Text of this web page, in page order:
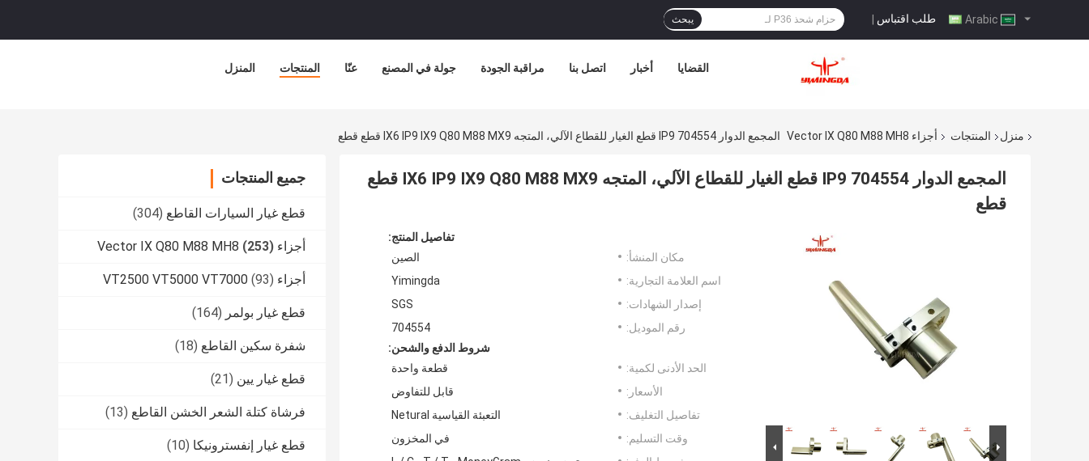
طلب اقتباس | يبحث
المنزل المنتجات عنّا جولة في المصنع مراقبة الجودة اتصل بنا أخبار القضايا
منزل المنتجات أجزاء Vector IX Q80 M88 MH8 المجمع الدوار 704554 IP9 قطع الغيار للقطاع الآلي، المتجه IX6 IP9 IX9 Q80 M88 MX9 قطع قطع
جميع المنتجات
قطع غيار السيارات القاطع (304)
أجزاء Vector IX Q80 M88 MH8 (253)
أجزاء VT2500 VT5000 VT7000 (93)
قطع غيار بولمر (164)
شفرة سكين القاطع (18)
قطع غيار يين (21)
فرشاة كتلة الشعر الخشن القاطع (13)
قطع غيار إنفسترونيكا (10)
المجمع الدوار 704554 IP9 قطع الغيار للقطاع الآلي، المتجه IX6 IP9 IX9 Q80 M88 MX9 قطع
قطع
تفاصيل المنتج:
مكان المنشأ:
الصين
اسم العلامة التجارية:
Yimingda
إصدار الشهادات:
SGS
رقم الموديل:
704554
شروط الدفع والشحن:
الحد الأدنى لكمية:
قطعة واحدة
الأسعار:
قابل للتفاوض
تفاصيل التغليف:
التعبئة القياسية Netural
وقت التسليم:
في المخزون